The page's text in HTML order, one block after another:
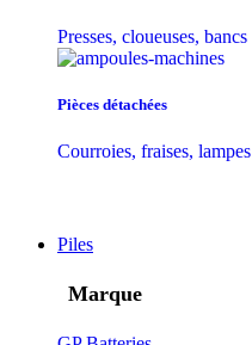
Presses, cloueuses, bancs
Pièces détachées
Courroies, fraises, lampes
Piles
Marque